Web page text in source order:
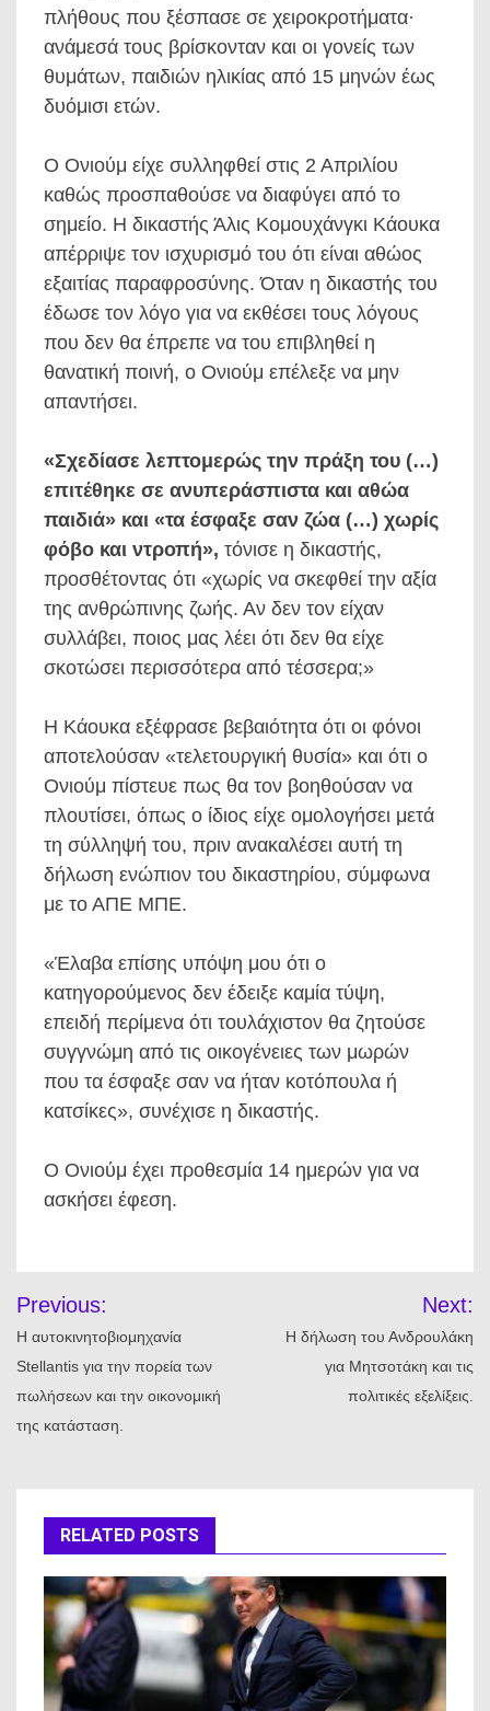
πλήθους που ξέσπασε σε χειροκροτήματα·
ανάμεσά τους βρίσκονταν και οι γονείς των
θυμάτων, παιδιών ηλικίας από 15 μηνών έως
δυόμισι ετών.
Ο Ονιούμ είχε συλληφθεί στις 2 Απριλίου
καθώς προσπαθούσε να διαφύγει από το
σημείο. Η δικαστής Άλις Κομουχάνγκι Κάουκα
απέρριψε τον ισχυρισμό του ότι είναι αθώος
εξαιτίας παραφροσύνης. Όταν η δικαστής του
έδωσε τον λόγο για να εκθέσει τους λόγους
που δεν θα έπρεπε να του επιβληθεί η
θανατική ποινή, ο Ονιούμ επέλεξε να μην
απαντήσει.
«Σχεδίασε λεπτομερώς την πράξη του (…)
επιτέθηκε σε ανυπεράσπιστα και αθώα
παιδιά» και «τα έσφαξε σαν ζώα (…) χωρίς
φόβο και ντροπή», τόνισε η δικαστής,
προσθέτοντας ότι «χωρίς να σκεφθεί την αξία
της ανθρώπινης ζωής. Αν δεν τον είχαν
συλλάβει, ποιος μας λέει ότι δεν θα είχε
σκοτώσει περισσότερα από τέσσερα;»
Η Κάουκα εξέφρασε βεβαιότητα ότι οι φόνοι
αποτελούσαν «τελετουργική θυσία» και ότι ο
Ονιούμ πίστευε πως θα τον βοηθούσαν να
πλουτίσει, όπως ο ίδιος είχε ομολογήσει μετά
τη σύλληψή του, πριν ανακαλέσει αυτή τη
δήλωση ενώπιον του δικαστηρίου, σύμφωνα
με το ΑΠΕ ΜΠΕ.
«Έλαβα επίσης υπόψη μου ότι ο
κατηγορούμενος δεν έδειξε καμία τύψη,
επειδή περίμενα ότι τουλάχιστον θα ζητούσε
συγγνώμη από τις οικογένειες των μωρών
που τα έσφαξε σαν να ήταν κοτόπουλα ή
κατσίκες», συνέχισε η δικαστής.
Ο Ονιούμ έχει προθεσμία 14 ημερών για να
ασκήσει έφεση.
άρθρων
Previous:
Η αυτοκινητοβιομηχανία
Stellantis για την πορεία των
πωλήσεων και την οικονομική
της κατάσταση.
Next:
Η δήλωση του Ανδρουλάκη
για Μητσοτάκη και τις
πολιτικές εξελίξεις.
RELATED POSTS